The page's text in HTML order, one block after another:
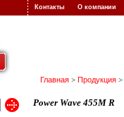
Контакты О компании
Главная > Продукция >
Power Wave 455M R